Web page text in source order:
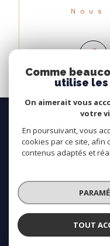
© 2026 | TOUS DROITS
NOS HONORAIRES
PLAN DU
Comme
utilise les
On aimerait vous
votre
En poursuivant, vous
cookies par ce site, afin
contenus adaptés et
TOUT